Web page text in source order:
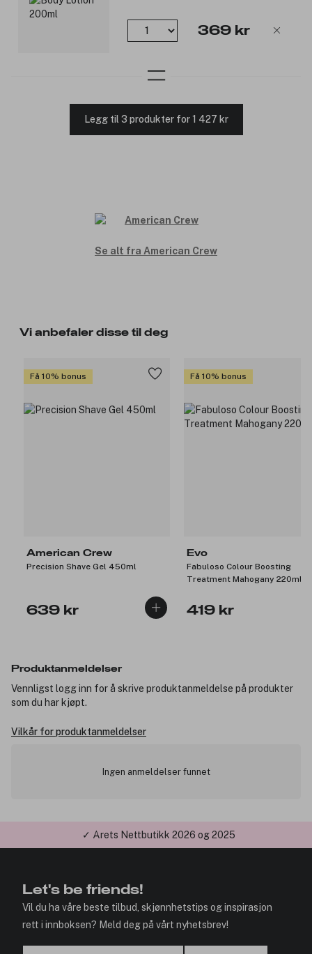
369 kr
Legg til 3 produkter for 1 427 kr
Se alt fra American Crew
Vi anbefaler disse til deg
Få 10% bonus
American Crew
Precision Shave Gel 450ml
639 kr
Få 10% bonus
Evo
Fabuloso Colour Boosting
Treatment Mahogany 220ml
419 kr
Produktanmeldelser
Vennligst logg inn for å skrive produktanmeldelse på produkter
som du har kjøpt.
Vilkår for produktanmeldelser
Ingen anmeldelser funnet
✓ Årets Nettbutikk 2026 og 2025
Let's be friends!
Vil du ha våre beste tilbud, skjønnhetstips og inspirasjon
rett i innboksen? Meld deg på vårt nyhetsbrev!